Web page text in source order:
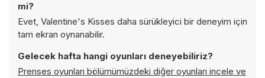
mi?
Evet, Valentine's Kisses daha sürükleyici bir deneyim için
tam ekran oynanabilir.
Gelecek hafta hangi oyunları deneyebiliriz?
Prenses oyunları bölümümüzdeki diğer oyunları incele ve